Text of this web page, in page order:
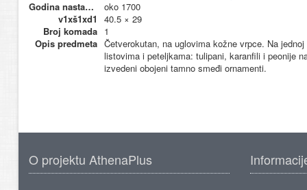
Godina nastanka
oko 1700
v1xš1xd1
40.5 × 29
Broj komada 1
Opis predmeta Četverokutan, na uglovima kožne vrpce. Na
listovima i peteljkama: tulipani, karanfili i peonije
izvedeni obojeni tamno smeđi ornamenti.
O projektu AthenaPlus